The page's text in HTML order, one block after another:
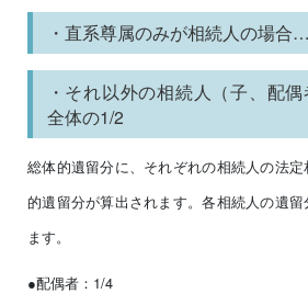
・直系尊属のみが相続人の場合
・それ以外の相続人（子、配
全体の1/2
総体的遺留分に、それぞれの相続人の法
的遺留分が算出されます。各相続人の遺
ます。
●配偶者：1/4